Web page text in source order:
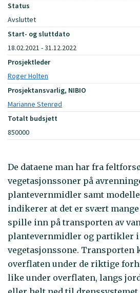
Status
Avsluttet
Start- og sluttdato
18.02.2021 - 31.12.2022
Prosjektleder
Roger Holten
Prosjektansvarlig, NIBIO
Marianne Stenrød
Totalt budsjett
850000
De dataene man har fra
vegetasjonssoner på
plantevernmidler samt
indikerer at det er svært
spille inn på transporten av
plantevernmidler og partikler i
vegetasjonssone. Transporten
overflaten under de riktige
like under overflaten, langs